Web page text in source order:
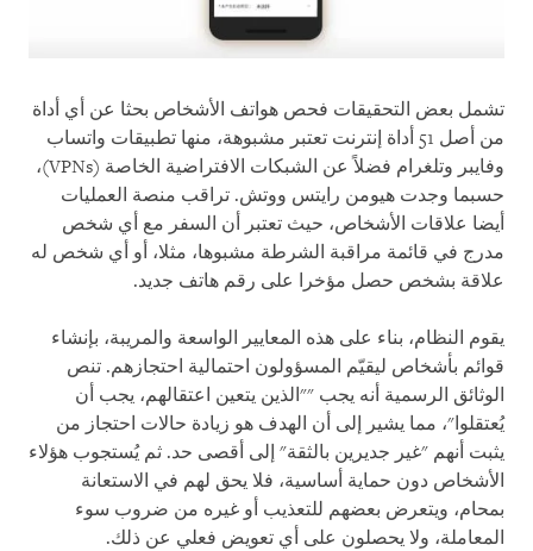
تشمل بعض التحقيقات فحص هواتف الأشخاص بحثا عن أي أداة
من أصل 51 أداة إنترنت تعتبر مشبوهة، منها تطبيقات واتساب
وفايبر وتلغرام فضلاً عن الشبكات الافتراضية الخاصة (VPNs)،
حسبما وجدت هيومن رايتس ووتش. تراقب منصة العمليات
أيضا علاقات الأشخاص، حيث تعتبر أن السفر مع أي شخص
مدرج في قائمة مراقبة الشرطة مشبوها، مثلا، أو أي شخص له
علاقة بشخص حصل مؤخرا على رقم هاتف جديد.
يقوم النظام، بناء على هذه المعايير الواسعة والمريبة، بإنشاء
قوائم بأشخاص ليقيّم المسؤولون احتمالية احتجازهم. تنص
الوثائق الرسمية أنه يجب ""الذين يتعين اعتقالهم، يجب أن
يُعتقلوا"، مما يشير إلى أن الهدف هو زيادة حالات احتجاز من
يثبت أنهم "غير جديرين بالثقة" إلى أقصى حد. ثم يُستجوب هؤلاء
الأشخاص دون حماية أساسية، فلا يحق لهم في الاستعانة
بمحام، ويتعرض بعضهم للتعذيب أو غيره من ضروب سوء
المعاملة، ولا يحصلون على أي تعويض فعلي عن ذلك.